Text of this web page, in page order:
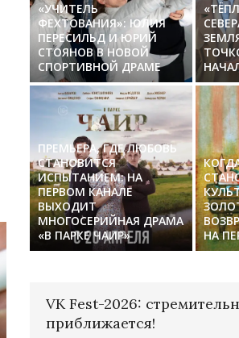
«УЧИТЕЛЬ
ФЕХТОВАНИЯ»: ЮЛИЯ
ПЕРЕСИЛЬД И ЮРИЙ
СТОЯНОВ В НОВОЙ
СПОРТИВНОЙ ДРАМЕ
ПРЕМЬЕРА, ГДЕ ЛЮБОВЬ
СТАНОВИТСЯ
ИСПЫТАНИЕМ: НА
ПЕРВОМ КАНАЛЕ
ВЫХОДИТ
МНОГОСЕРИЙНАЯ ДРАМА
«В ПАРКЕ ЧАИР»
НА
VK Fest-2026:
приближается!